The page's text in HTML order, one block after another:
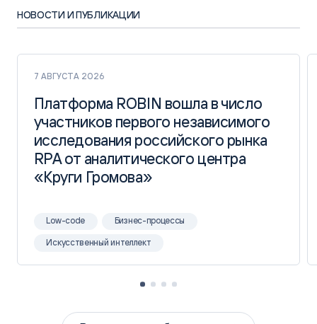
НОВОСТИ И ПУБЛИКАЦИИ
7 АВГУСТА 2026
Платформа ROBIN вошла в число
участников первого независимого
исследования российского рынка
RPA от аналитического центра
«Круги Громова»
Платформа ROBIN вошла в число
участников первого независимого
исследования российского рынка
RPA от аналитического центра
«Круги Громова»
Low-code Бизнес-процессы
Искусственный интеллект